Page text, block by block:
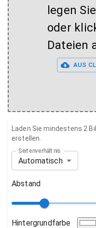
legen
oder
Dateien
AUS
Laden Sie mindestens 2
erstellen.
Seitenverhältnis
Automatisch
Abstand
Hintergrundfarbe